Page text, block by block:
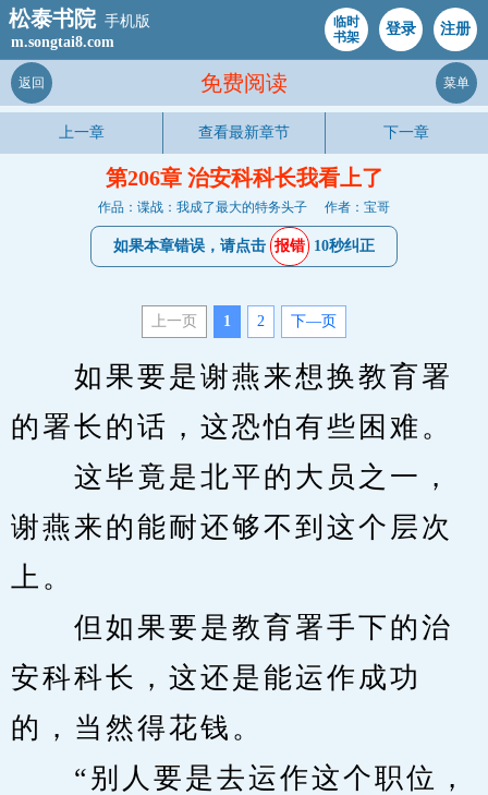
松泰书院 手机版
m.songtai8.com
临时
书架
登录 注册
免费阅读
返回 菜单
上一章 查看最新章节 下一章
第206章 治安科科长我看上了
作品：谍战：我成了最大的特务头子 作者：宝哥
如果本章错误，请点击 报错 10秒纠正
上一页 1 2 下—页
如果要是谢燕来想换教育署
的署长的话，这恐怕有些困难。
这毕竟是北平的大员之一，
谢燕来的能耐还够不到这个层次
上。
但如果要是教育署手下的治
安科科长，这还是能运作成功
的，当然得花钱。
“别人要是去运作这个职位，